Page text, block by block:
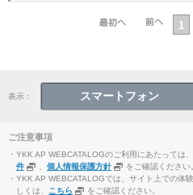
1
表示： スマートフォン
ご注意事項
・YKK AP WEBCATALOGのご利用にあたっては、
件
個人情報保護方針
をご確認ください
・YKK AP WEBCATALOGでは、サイト上での体
しくは、 こちら をご確認ください。